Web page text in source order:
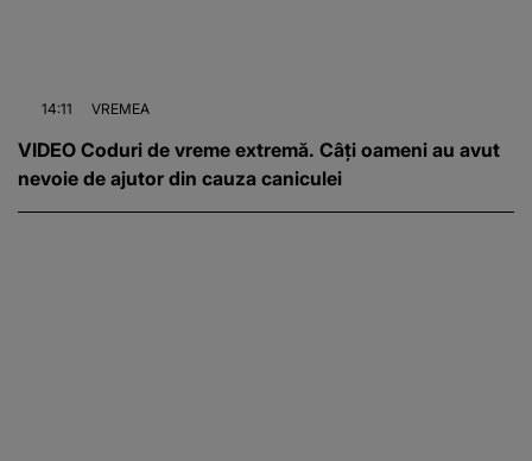
14:11 VREMEA
VIDEO Coduri de vreme extremă. Câți oameni au avut
nevoie de ajutor din cauza caniculei